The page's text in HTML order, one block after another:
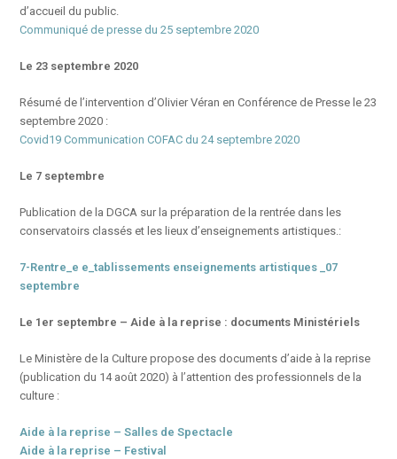
d’accueil du public.
Communiqué de presse du 25 septembre 2020
Le 23 septembre 2020
Résumé de l’intervention d’Olivier Véran en Conférence de Presse le 23
septembre 2020 :
Covid19 Communication COFAC du 24 septembre 2020
Le 7 septembre
Publication de la DGCA sur la préparation de la rentrée dans les
conservatoirs classés et les lieux d’enseignements artistiques.:
7-Rentre_e e_tablissements enseignements artistiques _07
septembre
Le 1er septembre – Aide à la reprise : documents Ministériels
Le Ministère de la Culture propose des documents d’aide à la reprise
(publication du 14 août 2020) à l’attention des professionnels de la
culture :
Aide à la reprise – Salles de Spectacle
Aide à la reprise – Festival